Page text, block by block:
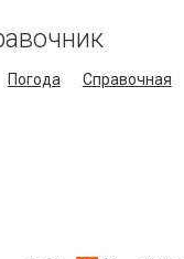
Погода Справочная